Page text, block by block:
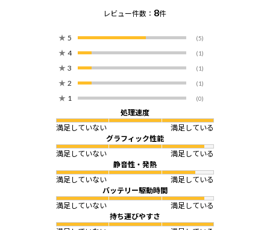
レビュー件数： 8件
★ 5 (5)
★ 4 (1)
★ 3 (1)
★ 2 (1)
★ 1 (0)
処理速度
満足していない
満足している
グラフィック性能
満足していない
満足している
静音性・発熱
満足していない
満足している
バッテリー駆動時間
満足していない
満足している
持ち運びやすさ